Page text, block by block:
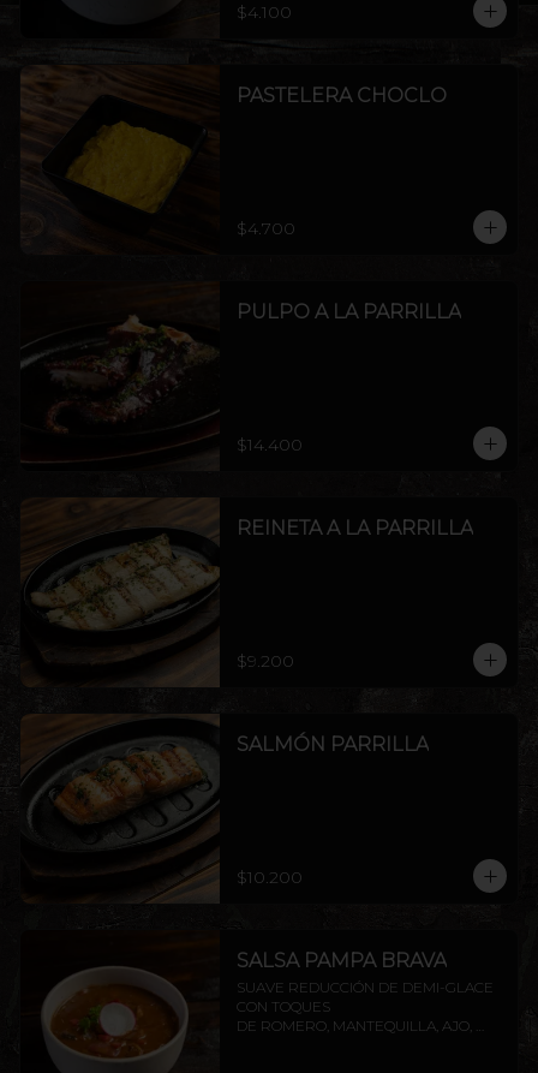
$4.100
PASTELERA CHOCLO
$4.700
PULPO A LA PARRILLA
$14.400
REINETA A LA PARRILLA
$9.200
SALMÓN PARRILLA
$10.200
SALSA PAMPA BRAVA
SUAVE REDUCCIÓN DE DEMI-GLACE
CON TOQUES
DE ROMERO, MANTEQUILLA, AJO,